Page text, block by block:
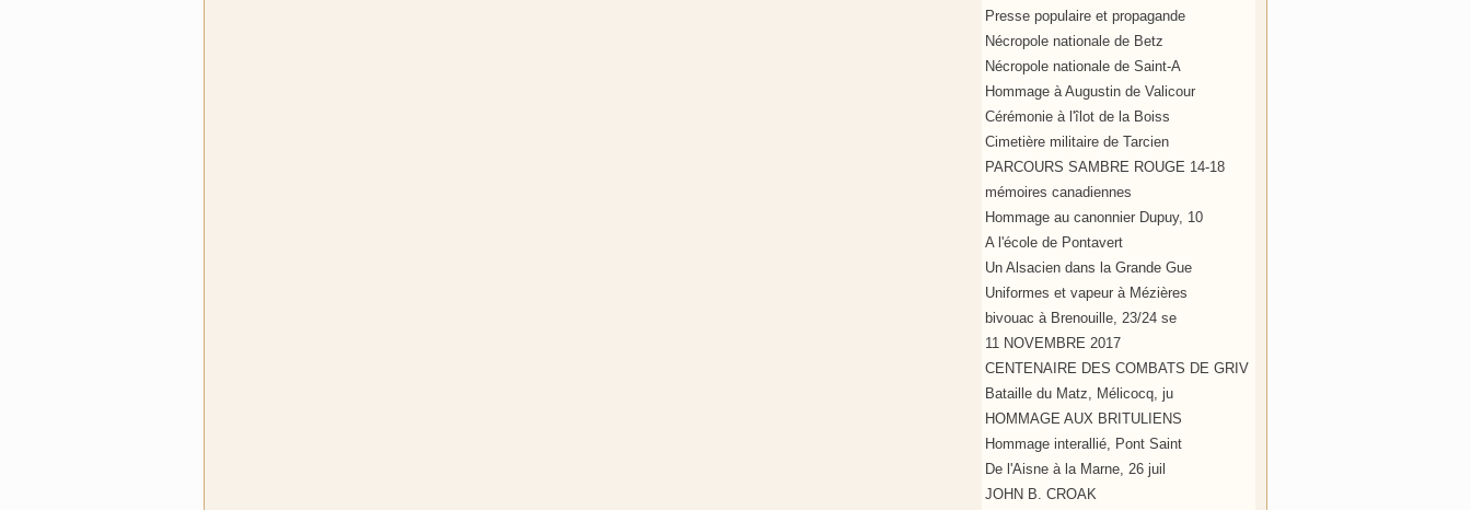
Presse populaire et propagande
Nécropole nationale de Betz
Nécropole nationale de Saint-A
Hommage à Augustin de Valicour
Cérémonie à l'îlot de la Boiss
Cimetière militaire de Tarcien
PARCOURS SAMBRE ROUGE 14-18
mémoires canadiennes
Hommage au canonnier Dupuy, 10
A l'école de Pontavert
Un Alsacien dans la Grande Gue
Uniformes et vapeur à Mézières
bivouac à Brenouille, 23/24 se
11 NOVEMBRE 2017
CENTENAIRE DES COMBATS DE GRIV
Bataille du Matz, Mélicocq, ju
HOMMAGE AUX BRITULIENS
Hommage interallié, Pont Saint
De l'Aisne à la Marne, 26 juil
JOHN B. CROAK